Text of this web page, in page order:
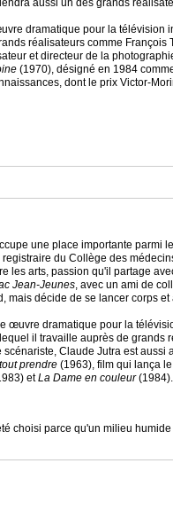
aussi un des grands
dramatique pour la télévision
réalisateurs comme
et directeur de la
(1970), désigné en 1984
dont le prix Victor-
une place importante parmi
du Collège des
les arts, passion qu'il partage
Jean-Jeunes, avec un ami de
mais décide de se lancer corps
œuvre dramatique pour la
il travaille auprès de
Claude Jutra est
prendre (1963), film qui lança
etLa Dame en couleur(1984).
choisi parce qu'un milieu